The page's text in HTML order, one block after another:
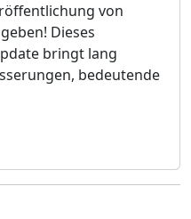
von
Dieses
bringt lang
bedeutende